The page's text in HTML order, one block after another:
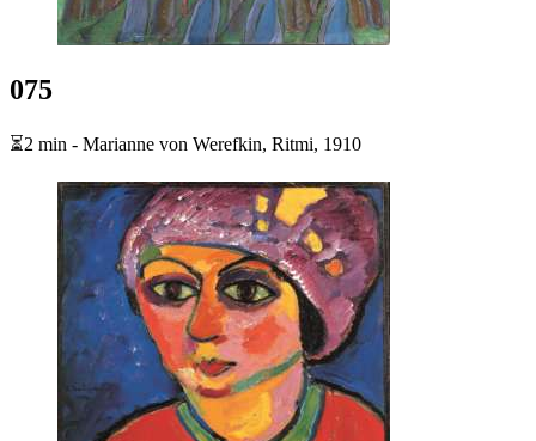
075
⏳2 min - Marianne von Werefkin, Ritmi, 1910